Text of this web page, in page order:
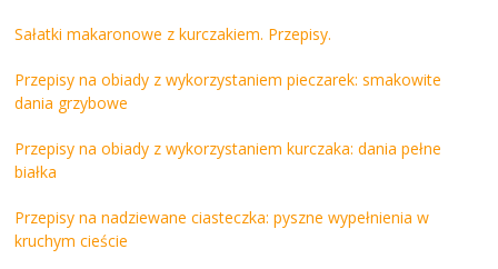
Sałatki makaronowe z kurczakiem. Przepisy.
Przepisy na obiady z wykorzystaniem pieczarek: smakowite
dania grzybowe
Przepisy na obiady z wykorzystaniem kurczaka: dania pełne
białka
Przepisy na nadziewane ciasteczka: pyszne wypełnienia w
kruchym cieście